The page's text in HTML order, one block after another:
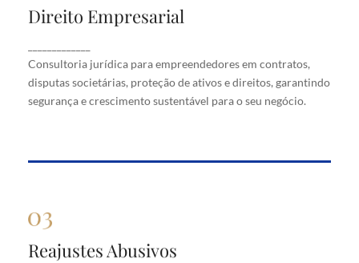
Direito Empresarial
Consultoria jurídica para empreendedores em contratos,
disputas societárias, proteção de ativos e direitos, garantindo
segurança e crescimento sustentável para o seu negócio.
Direito Empresarial
contratos, disputas societárias, proteção de ativos
e direitos, garantindo segurança e crescimento
sustentável para o seu negócio.
Reajustes AbusivosReajustes Abusivos